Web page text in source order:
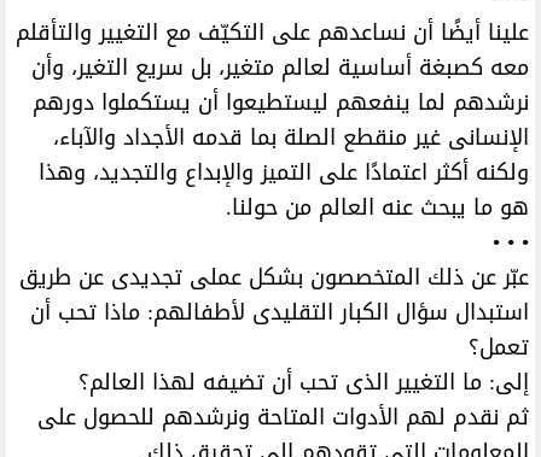
علينا أيضًا أن نساعدهم على التكيّف مع التغيير والتأقلم
معه كصبغة أساسية لعالم متغير، بل سريع التغير، وأن
نرشدهم لما ينفعهم ليستطيعوا أن يستكملوا دورهم
الإنسانى غير منقطع الصلة بما قدمه الأجداد والآباء،
ولكنه أكثر اعتمادًا على التميز والإبداع والتجديد، وهذا
هو ما يبحث عنه العالم من حولنا.
• • •
عبّر عن ذلك المتخصصون بشكل عملى تجديدى عن طريق
استبدال سؤال الكبار التقليدى لأطفالهم: ماذا تحب أن
تعمل؟
إلى: ما التغيير الذى تحب أن تضيفه لهذا العالم؟
ثم نقدم لهم الأدوات المتاحة ونرشدهم للحصول على